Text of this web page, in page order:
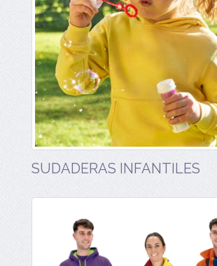
SUDADERAS INFANTILES